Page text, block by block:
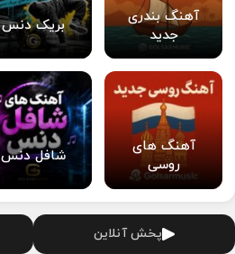
آهنگ بندری
جدید
بریک دنس
آهنگ های
روسی
شافل دنس
پخش آنلاین